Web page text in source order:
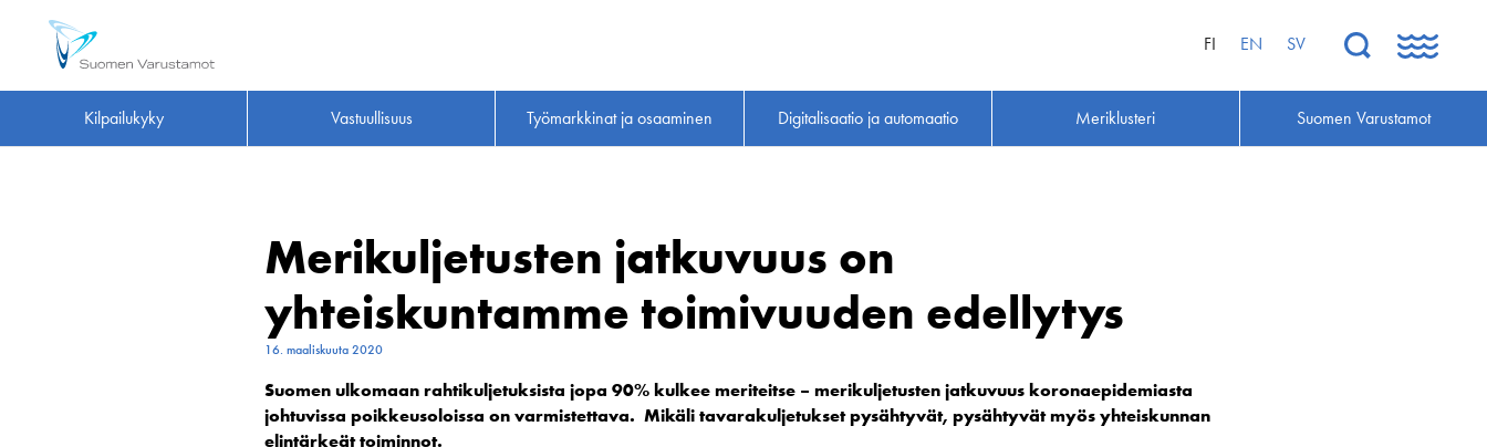
FI EN SV
Kilpailukyky Vastuullisuus Työmarkkinat ja osaaminen Digitalisaatio ja automaatio Meriklusteri Suomen Varustamot
Merikuljetusten jatkuvuus on
yhteiskuntamme toimivuuden edellytys
16. maaliskuuta 2020
Suomen ulkomaan rahtikuljetuksista jopa 90% kulkee meriteitse – merikuljetusten jatkuvuus koronaepidemiasta
johtuvissa poikkeusoloissa on varmistettava. Mikäli tavarakuljetukset pysähtyvät, pysähtyvät myös yhteiskunnan
elintärkeät toiminnot.